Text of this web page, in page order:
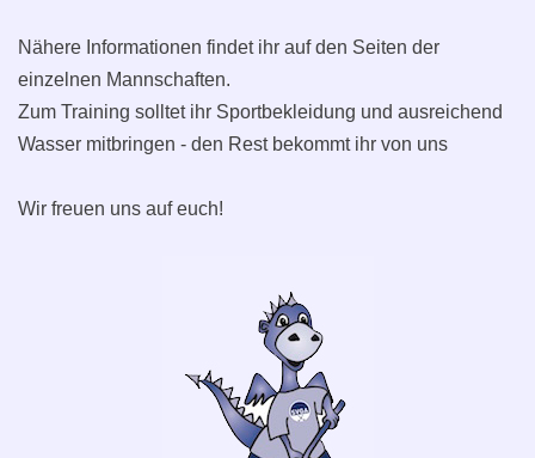
Nähere Informationen findet ihr auf den Seiten der
einzelnen Mannschaften.
Zum Training solltet ihr Sportbekleidung und ausreichend
Wasser mitbringen - den Rest bekommt ihr von uns
Wir freuen uns auf euch!